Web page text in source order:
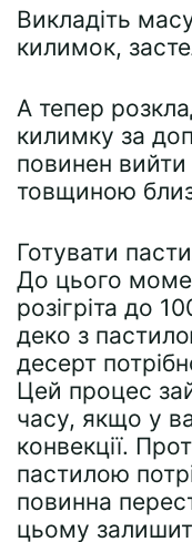
Викладіть
килимок,
А тепер
килимку за
повинен
товщиною
Готувати
До цього
розігріта до
деко з
десерт
Цей процес
часу, якщо у
конвекції.
пастилою
повинна
цьому